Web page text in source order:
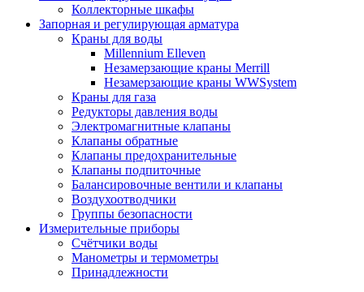
Коллекторные шкафы
Запорная и регулирующая арматура
Краны для воды
Millennium Elleven
Незамерзающие краны Merrill
Незамерзающие краны WWSystem
Краны для газа
Редукторы давления воды
Электромагнитные клапаны
Клапаны обратные
Клапаны предохранительные
Клапаны подпиточные
Балансировочные вентили и клапаны
Воздухоотводчики
Группы безопасности
Измерительные приборы
Счётчики воды
Манометры и термометры
Принадлежности